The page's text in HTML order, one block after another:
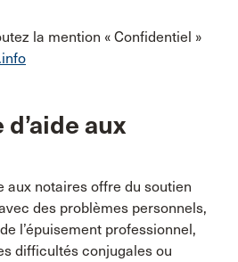
la mention « Confidentiel »
aux
aux notaires offre du soutien
des problèmes personnels,
l’épuisement professionnel,
difficultés conjugales ou